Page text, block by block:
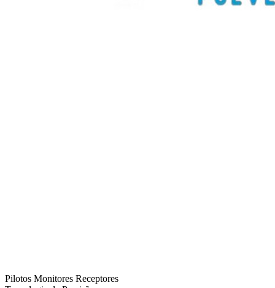
Pilotos Monitores Receptores